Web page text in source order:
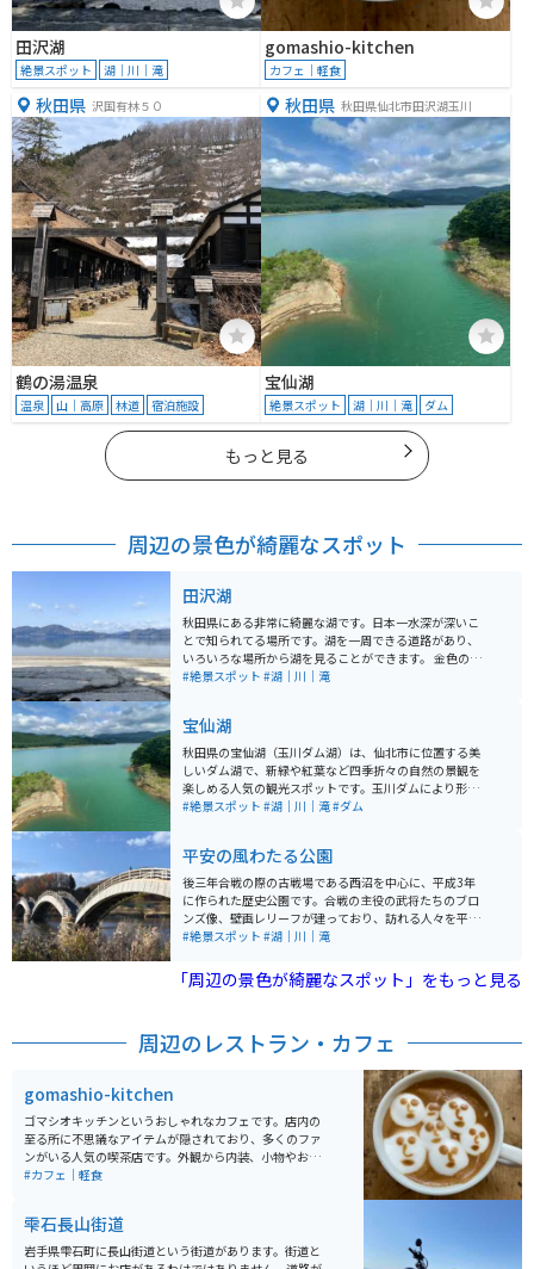
田沢湖
絶景スポット 湖｜川｜滝
gomashio-kitchen
カフェ｜軽食
秋田県 沢国有林５０
鶴の湯温泉
温泉 山｜高原 林道 宿泊施設
秋田県 秋田県仙北市田沢湖玉川
宝仙湖
絶景スポット 湖｜川｜滝 ダム
もっと見る
周辺の景色が綺麗なスポット
田沢湖
秋田県にある非常に綺麗な湖です。日本一水深が深いこ
とで知られてる場所です。湖を一周できる道路があり、
いろいろな場所から湖を見ることができます。 金色のた
つこ像という像も有名です。食べ物は味噌たんぽという
#絶景スポット #湖｜川｜滝
宝仙湖
秋田県の宝仙湖（玉川ダム湖）は、仙北市に位置する美
しいダム湖で、新緑や紅葉など四季折々の自然の景観を
楽しめる人気の観光スポットです。玉川ダムにより形成
されたこの湖は、瑠璃色の湖面が特徴で、特に展望台か
す。 春には新緑の中での融雪放流、夏には湖周辺の公園
でのピクニックや自然散策、秋には美しい紅葉を楽しむ
ことができ、季節ごとに異なる魅力があります。特に、5
月から6月中旬にかけては、水位が高くなることで新緑
の水没林が見られ、多くのカメラマンが訪れるスポット
路も整備されており、アウトドアを楽しむことができま
す。アクセスも良好で、田沢湖駅から車で約30分の距離
#絶景スポット #湖｜川｜滝#ダム
平安の風わたる公園
後三年合戦の際の古戦場である西沼を中心に、平成3年
に作られた歴史公園です。合戦の主役の武将たちのブロ
ンズ像、壁画レリーフが建っており、訪れる人々を平安
の時代へといざなってくれます。沼にかかる雁橋が水面
#絶景スポット #湖｜川｜滝
「周辺の景色が綺麗なスポット」をもっと見る
周辺のレストラン・カフェ
gomashio-kitchen
ゴマシオキッチンというおしゃれなカフェです。店内の
至る所に不思議なアイテムが隠されており、多くのファ
ンがいる人気の喫茶店です。外観から内装、小物やお食
事まで全てにこだわりがあるお店は、一度行ったら何度
く、人気があるため、行かれる際には予約をしてから行
くことをオススメします。
#カフェ｜軽食
雫石長山街道
岩手県雫石町に長山街道という街道があります。街道と